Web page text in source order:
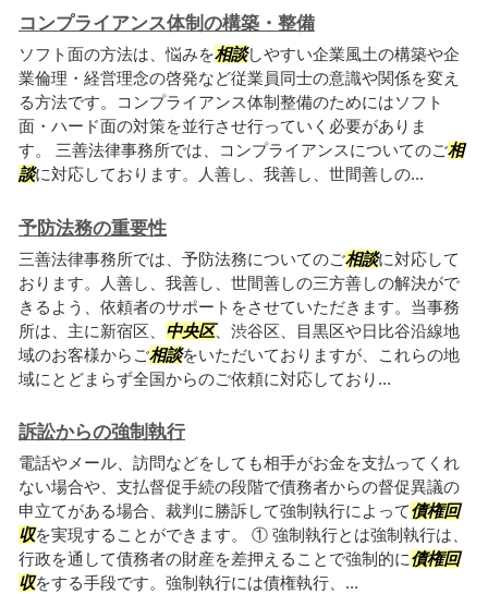
コンプライアンス体制の構築・整備
ソフト面の方法は、悩みを相談しやすい企業風土の構築や企
業倫理・経営理念の啓発など従業員同士の意識や関係を変え
る方法です。コンプライアンス体制整備のためにはソフト
面・ハード面の対策を並行させ行っていく必要がありま
す。 三善法律事務所では、コンプライアンスについてのご相
談に対応しております。人善し、我善し、世間善しの...
予防法務の重要性
三善法律事務所では、予防法務についてのご相談に対応して
おります。人善し、我善し、世間善しの三方善しの解決がで
きるよう、依頼者のサポートをさせていただきます。当事務
所は、主に新宿区、 中央区、渋谷区、目黒区や日比谷沿線地
域のお客様からご相談をいただいておりますが、これらの地
域にとどまらず全国からのご依頼に対応しており...
訴訟からの強制執行
電話やメール、訪問などをしても相手がお金を支払ってくれ
ない場合や、支払督促手続の段階で債務者からの督促異議の
申立てがある場合、裁判に勝訴して強制執行によって債権回
収を実現することができます。 ① 強制執行とは強制執行は、
行政を通して債務者の財産を差押えることで強制的に債権回
収をする手段です。強制執行には債権執行、...